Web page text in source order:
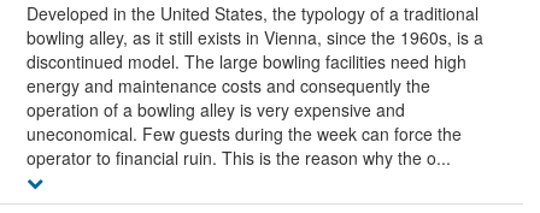
Developed in the United States, the typology of a traditional
bowling alley, as it still exists in Vienna, since the 1960s, is a
discontinued model. The large bowling facilities need high
energy and maintenance costs and consequently the
operation of a bowling alley is very expensive and
uneconomical. Few guests during the week can force the
operator to financial ruin. This is the reason why the o...